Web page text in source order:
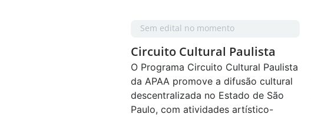
Sem edital no momento
Circuito Cultural Paulista
O Programa Circuito Cultural Paulista
da APAA promove a difusão cultural
descentralizada no Estado de São
Paulo, com atividades artístico-